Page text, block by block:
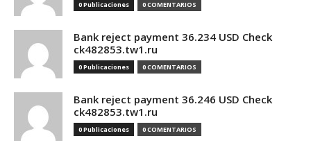
0 Publicaciones 0 COMENTARIOS
Bank reject payment 36.234 USD Check
ck482853.tw1.ru
0 Publicaciones 0 COMENTARIOS
Bank reject payment 36.246 USD Check
ck482853.tw1.ru
0 Publicaciones 0 COMENTARIOS